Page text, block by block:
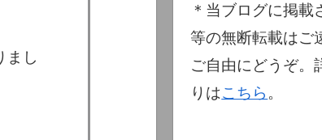
まし
＊当ブログに掲載
等の無断転載はご
ご自由にどうぞ。
りはこちら 。